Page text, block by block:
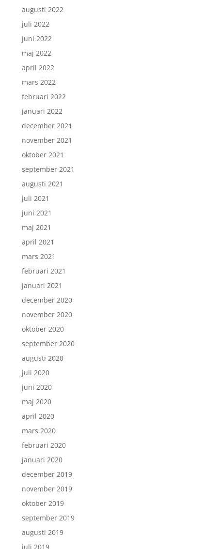
augusti 2022
juli 2022
juni 2022
maj 2022
april 2022
mars 2022
februari 2022
januari 2022
december 2021
november 2021
oktober 2021
september 2021
augusti 2021
juli 2021
juni 2021
maj 2021
april 2021
mars 2021
februari 2021
januari 2021
december 2020
november 2020
oktober 2020
september 2020
augusti 2020
juli 2020
juni 2020
maj 2020
april 2020
mars 2020
februari 2020
januari 2020
december 2019
november 2019
oktober 2019
september 2019
augusti 2019
juli 2019